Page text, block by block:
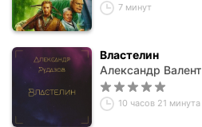
7 минут
Властелин
Александр
10 часов 21 минута